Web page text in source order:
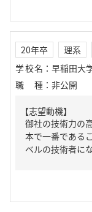
20年卒 理系
学校名 ： 早稲田大
職種 ： 非公開
【志望動機】
御社の技術力の
本で一番である
ベルの技術者に